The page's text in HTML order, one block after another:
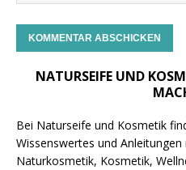
NATURSEIFE UND
Bei Naturseife und Kosmetik
Wissenswertes und
Naturkosmetik, Kosmetik,